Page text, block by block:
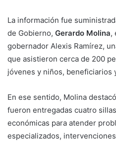
La información fue
de Gobierno, Gerardo Molina,
gobernador Alexis Ramírez,
que asistieron cerca de 200
jóvenes y niños, beneficiarios
En ese sentido, Molina
fueron entregadas cuatro
económicas para atender
especializados,